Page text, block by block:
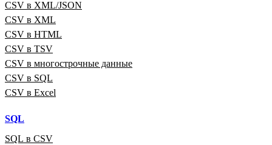
CSV в XML/JSON
CSV в XML
CSV в HTML
CSV в TSV
CSV в многострочные данные
CSV в SQL
CSV в Excel
SQL
SQL в CSV